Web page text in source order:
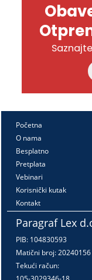
Početna
O nama
Besplatno
Pretplata
Vebinari
Korisnički kutak
Kontakt
Paragraf Lex
PIB: 104830593
Matični broj: 20240156
Tekući račun: